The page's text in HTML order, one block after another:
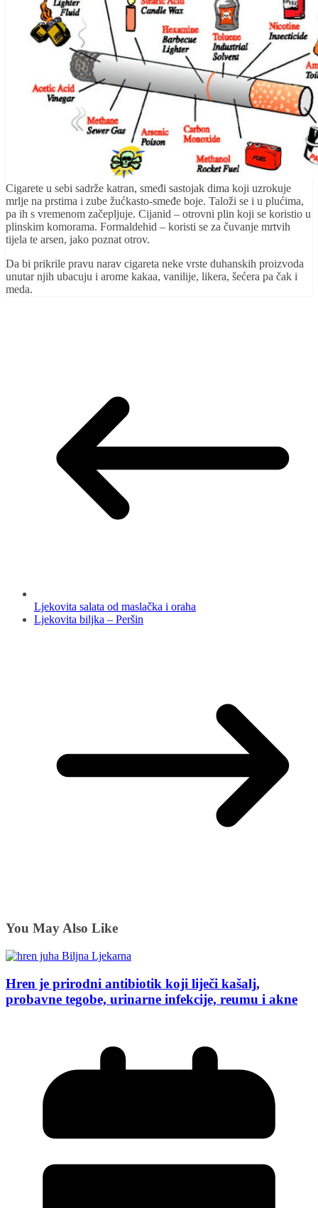
Cigarete u sebi sadrže katran, smeđi sastojak dima koji uzrokuje
mrlje na prstima i zube žućkasto-smeđe boje. Taloži se i u plućima,
pa ih s vremenom začepljuje. Cijanid – otrovni plin koji se koristio u
plinskim komorama. Formaldehid – koristi se za čuvanje mrtvih
tijela te arsen, jako poznat otrov.
Da bi prikrile pravu narav cigareta neke vrste duhanskih proizvoda
unutar njih ubacuju i arome kakaa, vanilije, likera, šećera pa čak i
meda.
Ljekovita salata od maslačka i oraha
Ljekovita biljka – Peršin
You May Also Like
Hren je prirodni antibiotik koji liječi kašalj,
probavne tegobe, urinarne infekcije, reumu i akne